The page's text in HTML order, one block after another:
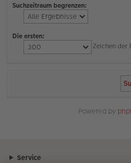
Suchzeitraum begrenzen:
Die ersten:
Zeichen der
Powered by
Service